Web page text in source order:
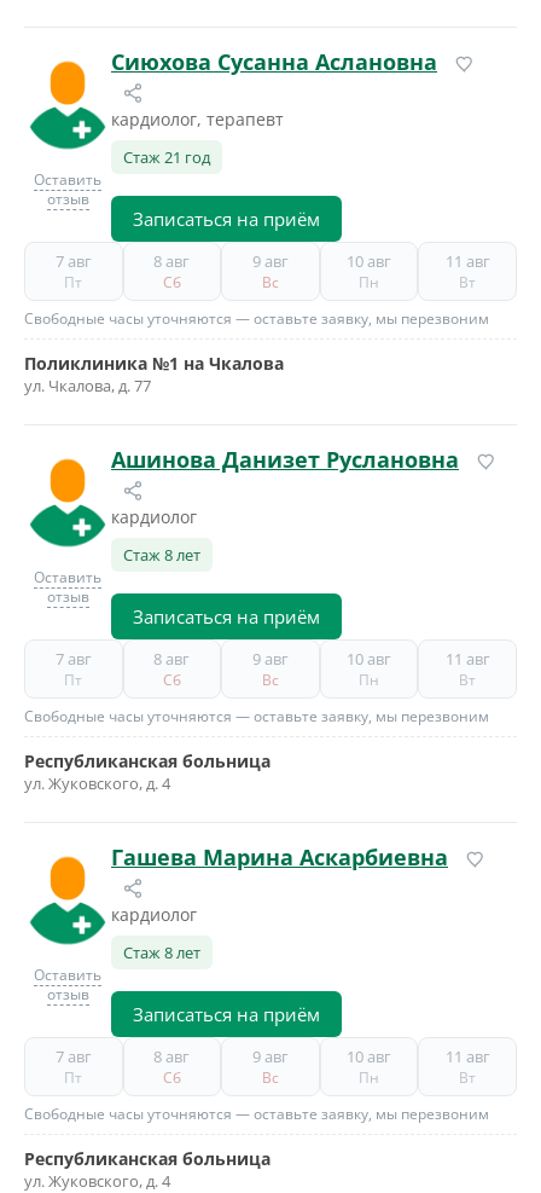
Оставить
отзыв
Сиюхова Сусанна Аслановна
кардиолог, терапевт
Стаж 21 год
Записаться на приём
7 авг
Пт
8 авг
Сб
9 авг
Вс
10 авг
Пн
11 авг
Вт
Свободные часы уточняются — оставьте заявку, мы перезвоним
Поликлиника №1 на Чкалова
ул. Чкалова, д. 77
Оставить
отзыв
Ашинова Данизет Руслановна
кардиолог
Стаж 8 лет
Записаться на приём
7 авг
Пт
8 авг
Сб
9 авг
Вс
10 авг
Пн
11 авг
Вт
Свободные часы уточняются — оставьте заявку, мы перезвоним
Республиканская больница
ул. Жуковского, д. 4
Оставить
отзыв
Гашева Марина Аскарбиевна
кардиолог
Стаж 8 лет
Записаться на приём
7 авг
Пт
8 авг
Сб
9 авг
Вс
10 авг
Пн
11 авг
Вт
Свободные часы уточняются — оставьте заявку, мы перезвоним
Республиканская больница
ул. Жуковского, д. 4